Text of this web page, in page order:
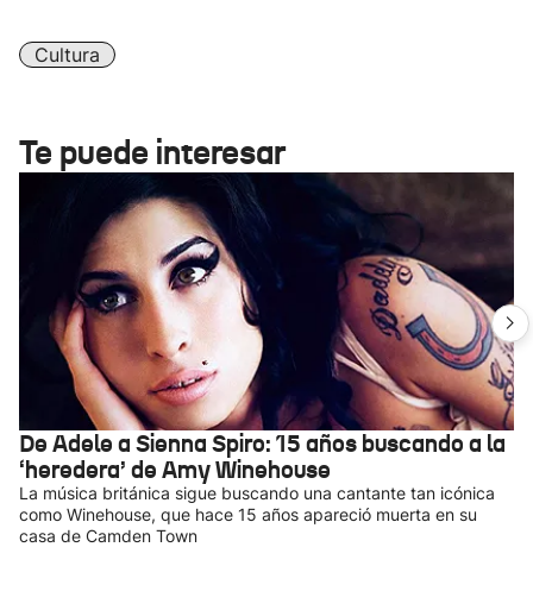
Cultura
Te puede interesar
De Adele a Sienna Spiro: 15 años buscando a la
‘heredera’ de Amy Winehouse
La música británica sigue buscando una cantante tan icónica
como Winehouse, que hace 15 años apareció muerta en su
casa de Camden Town